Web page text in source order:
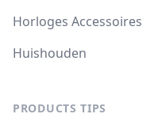
Horloges Accessoires
Huishouden
PRODUCTS TIPS